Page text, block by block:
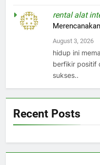
rental alat
August 3, 2026
hidup ini
berfikir positif
sukses..
Recent Posts